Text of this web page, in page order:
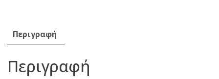
Περιγραφή
Περιγραφή